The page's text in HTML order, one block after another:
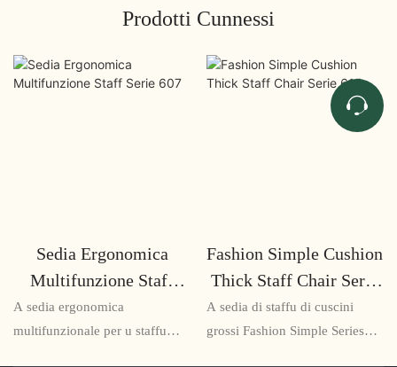
Prodotti Cunnessi
Sedia Ergonomica
Multifunzione Staff
Serie 607
A sedia ergonomica
multifunzionale per u staffu
Fashion Simple Cushion
Thick Staff Chair Serie
615
A sedia di staffu di cuscini
grossi Fashion Simple Series